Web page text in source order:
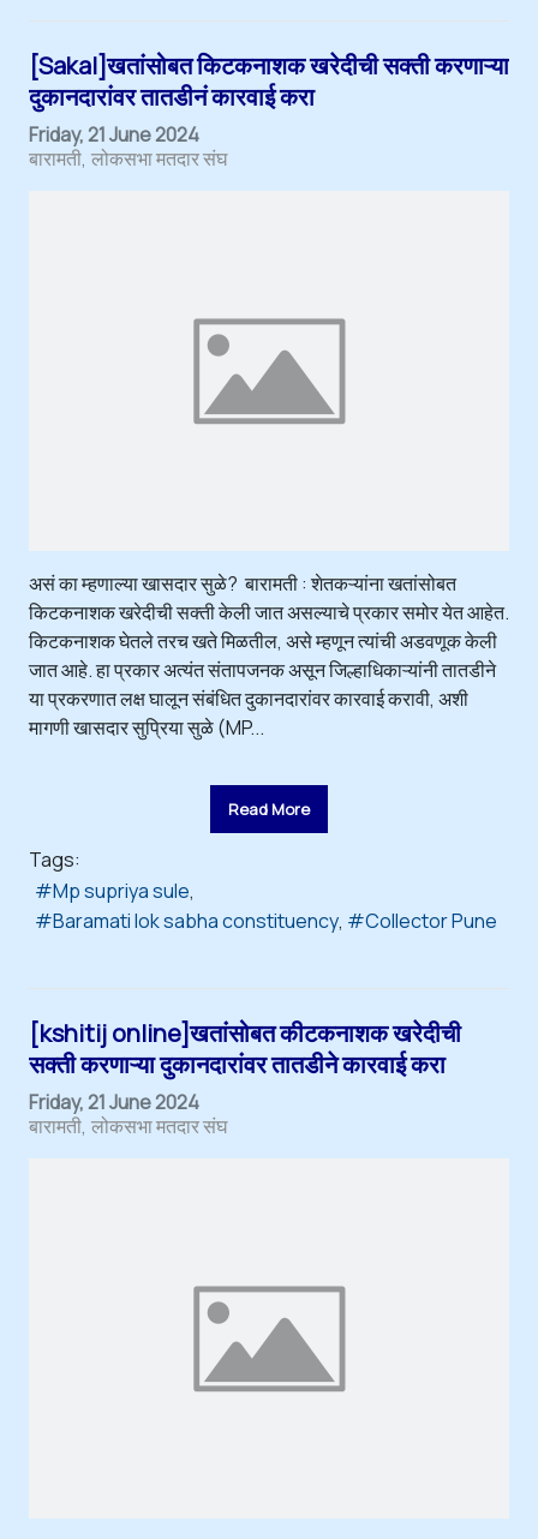
[Sakal]खतांसोबत किटकनाशक खरेदीची सक्ती करणाऱ्या
दुकानदारांवर तातडीनं कारवाई करा
Friday, 21 June 2024
बारामती लोकसभा मतदार संघ
असं का म्हणाल्या खासदार सुळे? बारामती : शेतकऱ्यांना खतांसोबत
किटकनाशक खरेदीची सक्ती केली जात असल्याचे प्रकार समोर येत आहेत.
किटकनाशक घेतले तरच खते मिळतील, असे म्हणून त्यांची अडवणूक केली
जात आहे. हा प्रकार अत्यंत संतापजनक असून जिल्हाधिकाऱ्यांनी तातडीने
या प्रकरणात लक्ष घालून संबंधित दुकानदारांवर कारवाई करावी, अशी
मागणी खासदार सुप्रिया सुळे (MP...
Read More
Tags:
Mp supriya sule
Baramati lok sabha constituency
Collector Pune
[kshitij online]खतांसोबत कीटकनाशक खरेदीची
सक्ती करणाऱ्या दुकानदारांवर तातडीने कारवाई करा
Friday, 21 June 2024
बारामती लोकसभा मतदार संघ